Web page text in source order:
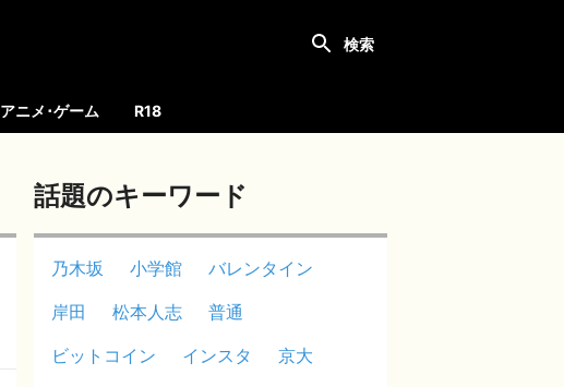
アニメ･ゲーム R18
話題のキーワード
乃木坂 小学館
バレンタイン
岸田
松本人志
普通
ビットコイン
インスタ
京大